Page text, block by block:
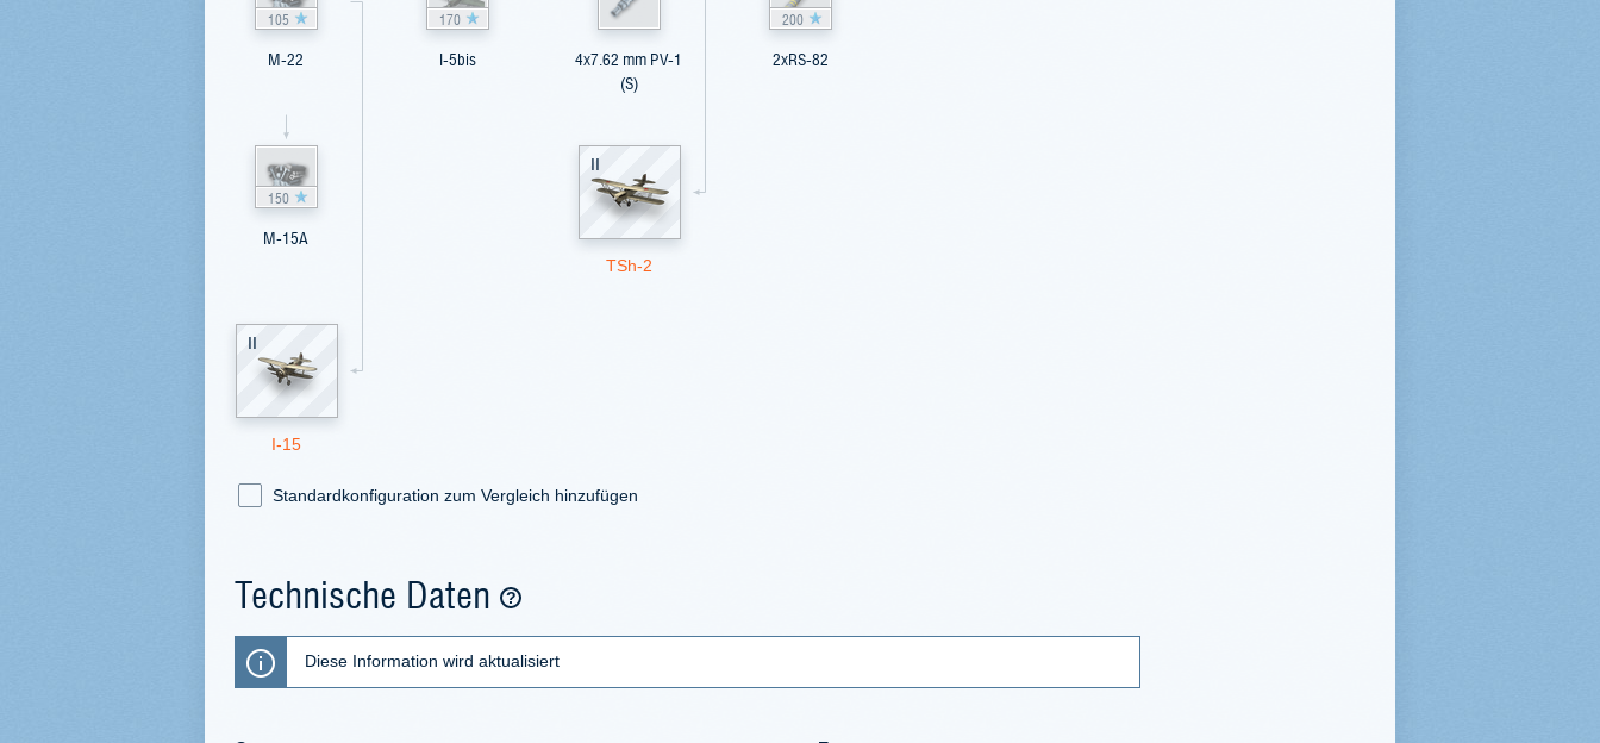
105
M-22
150
M-15A
II
I-15
170
I-5bis
4x7.62 mm PV-1
(S)
II
TSh-2
200
2xRS-82
Standardkonfiguration zum Vergleich hinzufügen
Technische Daten
Diese Information wird aktualisiert